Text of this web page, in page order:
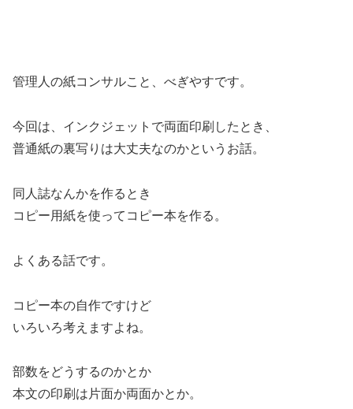
管理人の紙コンサルこと、べぎやすです。
今回は、インクジェットで両面印刷したとき、
普通紙の裏写りは大丈夫なのかというお話。
同人誌なんかを作るとき
コピー用紙を使ってコピー本を作る。
よくある話です。
コピー本の自作ですけど
いろいろ考えますよね。
部数をどうするのかとか
本文の印刷は片面か両面かとか。